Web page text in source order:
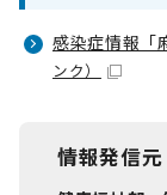
感染症情報「
ンク）
情報発信元